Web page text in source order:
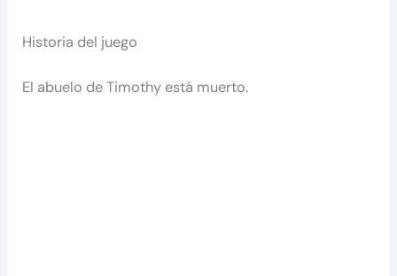
Historia del juego
El abuelo de Timothy está muerto.